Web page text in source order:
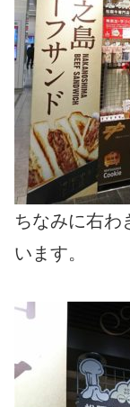
ちなみに右わ
います。